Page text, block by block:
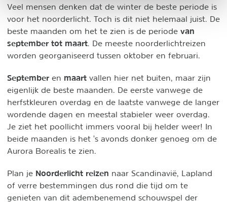
Veel mensen denken dat de winter de beste periode is
voor het noorderlicht. Toch is dit niet helemaal juist. De
beste maanden om het te zien is de periode van
september tot maart . De meeste noorderlichtreizen
worden georganiseerd tussen oktober en februari.
September en maart vallen hier net buiten, maar zijn
eigenlijk de beste maanden. De eerste vanwege de
herfstkleuren overdag en de laatste vanwege de langer
wordende dagen en meestal stabieler weer overdag.
Je ziet het poollicht immers vooral bij helder weer! In
beide maanden is het 's avonds donker genoeg om de
Aurora Borealis te zien.
Plan je Noorderlicht reizen naar Scandinavië, Lapland
of verre bestemmingen dus rond die tijd om te
genieten van dit adembenemend schouwspel der